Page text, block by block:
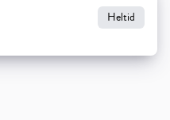
Heltid